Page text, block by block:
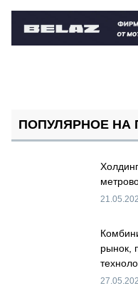
ПОПУЛЯРНОЕ НА
рынок,